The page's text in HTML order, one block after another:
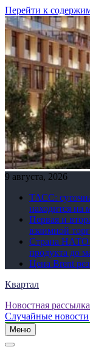
Перейти к
9 августа, 2026
ТАСС:
находится на
Первая и
взаимной
Страна НАТО
продукта до
Цена Brent
Квартал
Новостная рассылка
Случайные новости
Меню